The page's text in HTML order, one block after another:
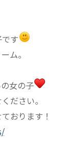
す
ム。
女の子
ださい。
おります！